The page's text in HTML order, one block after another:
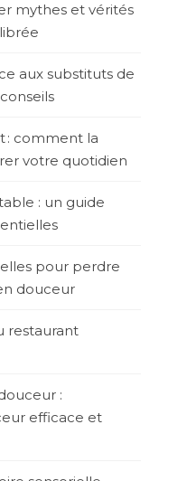
mythes et vérités
aux substituts de
: comment la
votre quotidien
: un guide
pour perdre
douceur
restaurant
:
efficace et